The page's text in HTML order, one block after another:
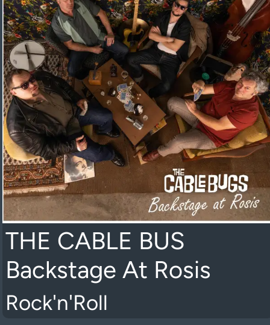
THE CABLE BUS
Backstage At Rosis
Rock'n'Roll